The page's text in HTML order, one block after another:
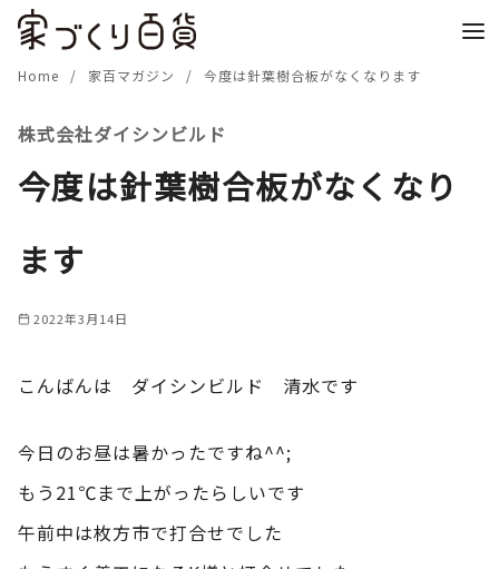
Home 家百マガジン 今度は針葉樹合板がなくなります
株式会社ダイシンビルド
今度は針葉樹合板がなくなり
ます
2022年3月14日
こんばんは ダイシンビルド 清水です
今日のお昼は暑かったですね^^;
もう21℃まで上がったらしいです
午前中は枚方市で打合せでした